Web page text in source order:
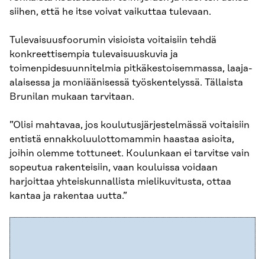
siihen, että he itse voivat vaikuttaa tulevaan.
Tulevaisuusfoorumin visioista voitaisiin tehdä
konkreettisempia tulevaisuuskuvia ja
toimenpidesuunnitelmia pitkäkestoisemmassa, laaja-
alaisessa ja moniäänisessä työskentelyssä. Tällaista
Brunilan mukaan tarvitaan.
”Olisi mahtavaa, jos koulutusjärjestelmässä voitaisiin
entistä ennakkoluulottomammin haastaa asioita,
joihin olemme tottuneet. Koulunkaan ei tarvitse vain
sopeutua rakenteisiin, vaan kouluissa voidaan
harjoittaa yhteiskunnallista mielikuvitusta, ottaa
kantaa ja rakentaa uutta.”